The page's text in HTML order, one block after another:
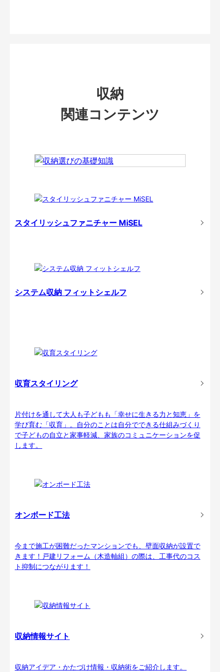
収納
関連コンテンツ
スタイリッシュファニチャー MiSEL
システム収納 フィットシェルフ
収育スタイリング
片付けを通して大人も子どもも「幸せに生きる力と知恵」を
学び育む「収育」。自分のことは自分でできる仕組みづくり
で子どもの自立と家事軽減、家族のコミュニケーションを促
します。
オンボード工法
今まで施工が困難だったマンションでも、壁面収納が設置で
きます！戸建リフォーム（木造軸組）の際は、工事代のコス
ト抑制につながります！
収納情報サイト
収納アイデア・かたづけ情報・収納術をご紹介します。